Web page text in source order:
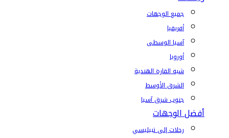
جميع الوجهات
أفريقيا
آسيا الوسطى
أوروبا
شبه القارة الهندية
الشرق الأوسط
جنوب شرق آسيا
أفضل الوجهات
رحلات إلى تبيليسي